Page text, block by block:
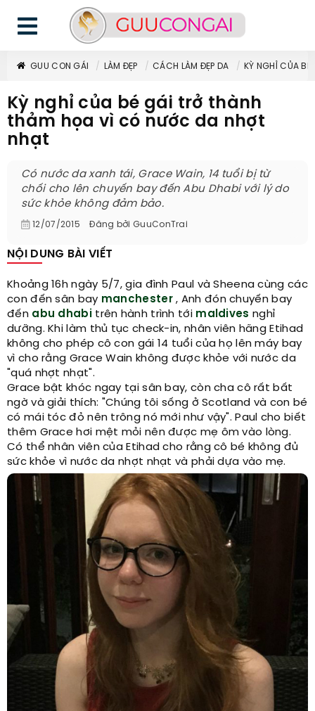
GUU CON GÁI LÀM ĐẸP CÁCH LÀM ĐẸP DA KỲ NGHỈ CỦA
Kỳ nghỉ của bé gái trở thành
thảm họa vì có nước da nhợt
nhạt
Có nước da xanh tái, Grace Wain, 14 tuổi bị từ
chối cho lên chuyến bay đến Abu Dhabi với lý do
sức khỏe không đảm bảo.
12/07/2015 Đăng bởi GuuConTrai
NỘI DUNG BÀI VIẾT
Khoảng 16h ngày 5/7, gia đình Paul và Sheena cùng các
con đến sân bay manchester, Anh đón chuyến bay
đến abu dhabitrên hành trình tới maldives nghỉ
dưỡng. Khi làm thủ tục check-in, nhân viên hãng Etihad
không cho phép cô con gái 14 tuổi của họ lên máy bay
vì cho rằng Grace Wain không được khỏe với nước da
"quá nhợt nhạt".
Grace bật khóc ngay tại sân bay, còn cha cô rất bất
ngờ và giải thích: "Chúng tôi sống ở Scotland và con bé
có mái tóc đỏ nên trông nó mới như vậy". Paul cho biết
thêm Grace hơi mệt mỏi nên được mẹ ôm vào lòng.
Có thể nhân viên của Etihad cho rằng cô bé không đủ
sức khỏe vì nước da nhợt nhạt và phải dựa vào mẹ.